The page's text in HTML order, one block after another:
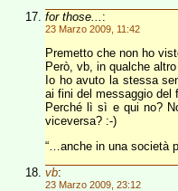
for those... :
23 Marzo 2009, 11:42
Premetto che non ho
Però, vb, in qualche
Io ho avuto la stessa
ai fini del messaggio del
Perché lì sì e qui no?
viceversa? :-)
“…anche in una società
vb:
23 Marzo 2009, 23:12